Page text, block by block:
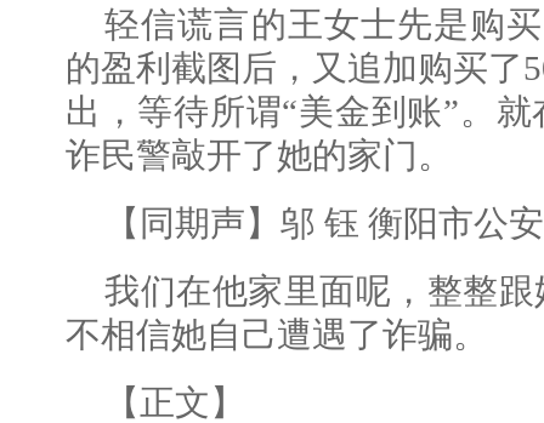
轻信谎言的王女士先是购
的盈利截图后，又追加购买了
出，等待所谓“美金到账”。
诈民警敲开了她的家门。
【同期声】邬 钰 衡阳市公
我们在他家里面呢，整整
不相信她自己遭遇了诈骗。
【正文】